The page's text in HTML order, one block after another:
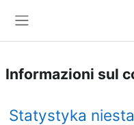
Informazioni sul
Statystyka